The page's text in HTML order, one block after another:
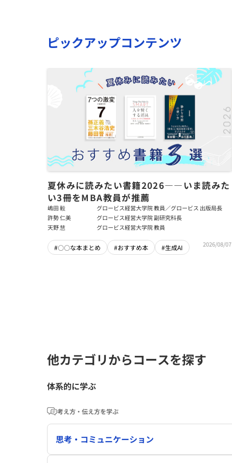
ピックアップコンテンツ
夏休みに読みたい書籍2026――いま読みた
い3冊をMBA教員が推薦
嶋田 毅
グロービス経営大学院 教員／グロービス 出版局長
許勢 仁美
グロービス経営大学院 副研究科長
天野 慧
グロービス経営大学院 教員
#〇〇な本まとめ #おすすめ本 #生成AI 2026/08/07
他カテゴリからコースを探す
体系的に学ぶ
考え方・伝え方を学ぶ
思考・コミュニケーション